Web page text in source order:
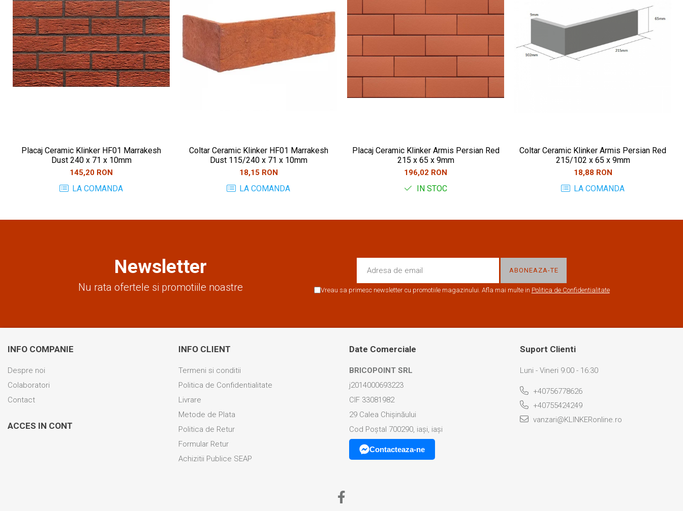
Placaj Ceramic Klinker HF01 Marrakesh
Dust 240 x 71 x 10mm
145,20 RON
LA COMANDA
Coltar Ceramic Klinker HF01 Marrakesh
Dust 115/240 x 71 x 10mm
18,15 RON
LA COMANDA
Placaj Ceramic Klinker Armis Persian Red
215 x 65 x 9mm
196,02 RON
IN STOC
Coltar Ceramic Klinker Armis Persian Red
215/102 x 65 x 9mm
18,88 RON
LA COMANDA
Newsletter
Nu rata ofertele si promotiile noastre Vreau sa primesc newsletter cu promotiile magazinului. Afla mai multe in Politica de Confidentialitate
INFO COMPANIE
Despre noi
Colaboratori
Contact
ACCES IN CONT
INFO CLIENT
Termeni si conditii
Politica de Confidentialitate
Livrare
Metode de Plata
Politica de Retur
Formular Retur
Achizitii Publice SEAP
Date Comerciale
BRICOPOINT SRL
j2014000693223
CIF 33081982
29 Calea Chișinăului
Cod Poștal 700290, iași, iași
Contacteaza-ne
Suport Clienti
Luni - Vineri 9:00 - 16:30
+40756778626
+40755424249
vanzari@KLINKERonline.ro